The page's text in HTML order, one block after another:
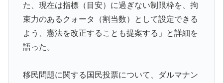
▶
韓国人「U17日本代表、決勝で中国を破りアジア杯優勝
（通算5回目・最多優勝国）」→「韓国は8強で落ちたの
に・・・もう越えられない壁になってしまったね」「韓
国は監督の問題が大きい」「日本はもうどんなに精神勝
▶ 英国人「ようこそ」冨安健洋、クリスタルパレス加入が
た、現在は指標（目安）に過ぎない制限枠を、拘
束力のあるクォータ（割当数）として設定できる
よう、憲法を改正することも提案する」と詳細を
語った。
移民問題に関する国民投票について、ダルマナン